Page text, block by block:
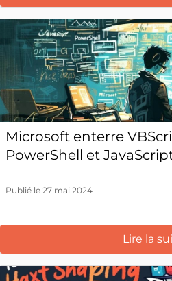
Microsoft enterre
PowerShell et
Publié le 27 mai 2024
Lire la